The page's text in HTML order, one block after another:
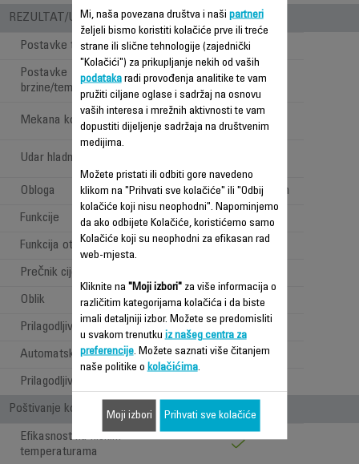
REZULTAT/UPOTREBA
Postavke temperature 3
Postavke
brzine/temperature
170° - 200° - 230°
Mekana kosa
Nemogućnost
upotrebe
Udar hladnog zraka
Obloga
Keramički Tourmalin
Funkcije Lokne
Funkcija otpuštanja lokni
Prečnik cijevi
Oblik Okrugao
Prilagodljivo vrijeme uvijanja 6s /8s /10s /12 s
Automatsko rotiranje
Prilagodljiva temperatura
Poštivanje kose i ergonomičnost
Efikasnost na niskim
temperaturama
Mi, naša povezana društva i naši partneri
željeli bismo koristiti kolačiće prve ili treće
strane ili slične tehnologije (zajednički
"Kolačići") za prikupljanje nekih od vaših
podatakaradi provođenja analitike te vam
pružiti ciljane oglase i sadržaj na osnovu
vaših interesa i mrežnih aktivnosti te vam
dopustiti dijeljenje sadržaja na društvenim
medijima.
Možete pristati ili odbiti gore navedeno
klikom na "Prihvati sve kolačiće" ili "Odbij
kolačiće koji nisu neophodni". Napominjemo
da ako odbijete Kolačiće, koristićemo samo
Kolačiće koji su neophodni za efikasan rad
web-mjesta.
Kliknite na "Moji izbori"za više informacija o
različitim kategorijama kolačića i da biste
imali detaljniji izbor. Možete se predomisliti
u svakom trenutku iz našeg centra za
preferencije. Možete saznati više čitanjem
naše politike o kolačićima.
Moji izbori Prihvati sve kolačiće